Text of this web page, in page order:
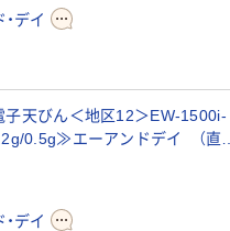
デイ
子天びん＜地区12＞EW-1500i-
0.5g≫エーアンドデイ （直送
デイ